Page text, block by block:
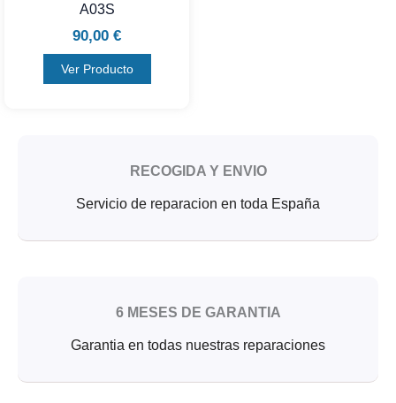
A03S
90,00 €
Ver Producto
RECOGIDA Y ENVIO
Servicio de reparacion en toda España
6 MESES DE GARANTIA
Garantia en todas nuestras reparaciones